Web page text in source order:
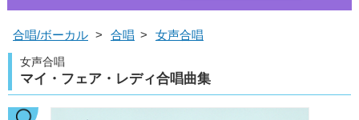
合唱/ボーカル > 合唱 > 女声合唱
女声合唱
マイ・フェア・レディ合唱曲集